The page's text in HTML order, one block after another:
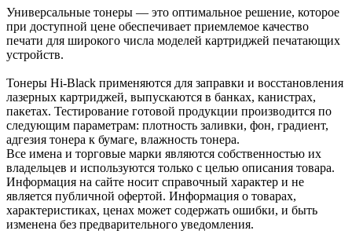
Универсальные тонеры — это оптимальное решение, которое
при доступной цене обеспечивает приемлемое качество
печати для широкого числа моделей картриджей печатающих
устройств.
Тонеры Hi-Black применяются для заправки и восстановления
лазерных картриджей, выпускаются в банках, канистрах,
пакетах. Тестирование готовой продукции производится по
следующим параметрам: плотность заливки, фон, градиент,
адгезия тонера к бумаге, влажность тонера.
Все имена и торговые марки являются собственностью их
владельцев и используются только с целью описания товара.
Информация на сайте носит справочный характер и не
является публичной офертой. Информация о товарах,
характеристиках, ценах может содержать ошибки, и быть
изменена без предварительного уведомления.